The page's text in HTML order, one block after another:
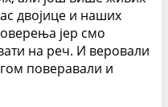
двојице и наших
јер смо
на реч. И веровали
поверавали и